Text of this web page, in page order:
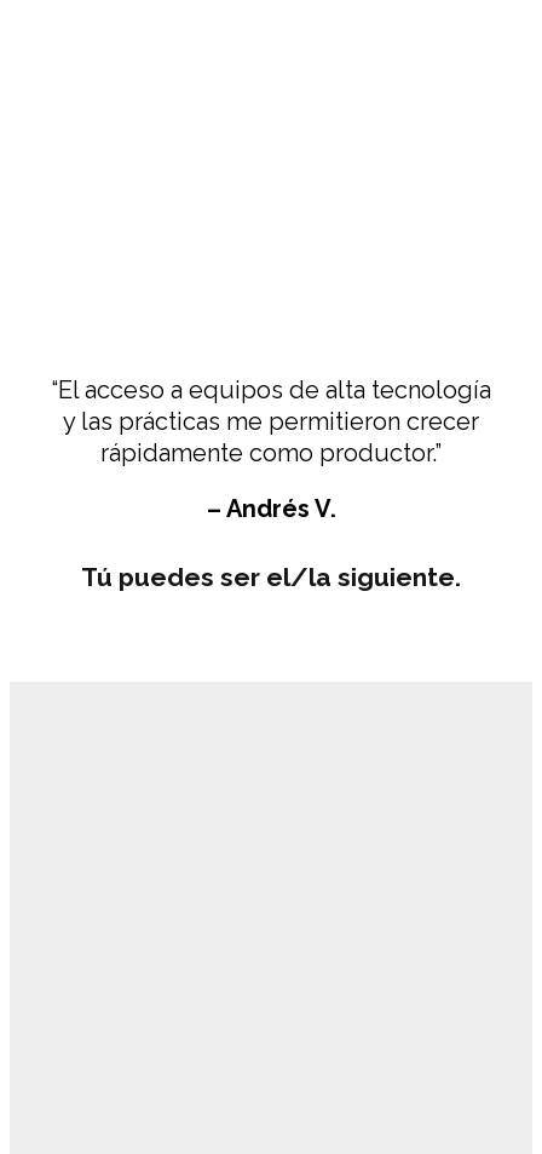
“El acceso a equipos de alta tecnología
y las prácticas me permitieron crecer
rápidamente como productor.”
– Andrés V.
Tú puedes ser el/la siguiente.